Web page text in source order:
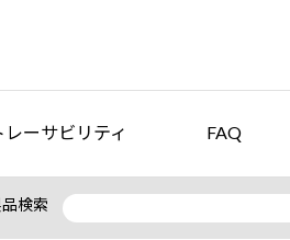
レーサビリティ FAQ
検索